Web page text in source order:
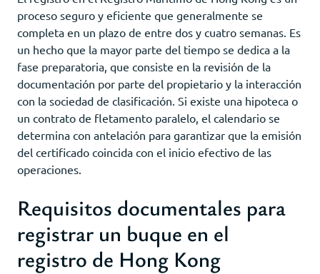
proceso seguro y eficiente que generalmente se
completa en un plazo de entre dos y cuatro semanas. Es
un hecho que la mayor parte del tiempo se dedica a la
fase preparatoria, que consiste en la revisión de la
documentación por parte del propietario y la interacción
con la sociedad de clasificación. Si existe una hipoteca o
un contrato de fletamento paralelo, el calendario se
determina con antelación para garantizar que la emisión
del certificado coincida con el inicio efectivo de las
operaciones.
Requisitos documentales para
registrar un buque en el
registro de Hong Kong